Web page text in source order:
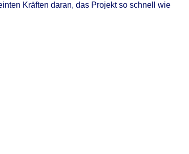
Kräften daran, das Projekt so schnell wie